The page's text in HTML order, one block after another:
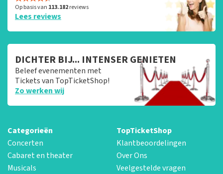
Op basis van 113.182reviews
Lees reviews
DICHTER BIJ... INTENSER GENIETEN
Beleef evenementen met
Tickets van TopTicketShop!
Zo werken wij
Categorieën
Concerten
Cabaret en theater
Musicals
TopTicketShop
Klantbeoordelingen
Over Ons
Veelgestelde vragen